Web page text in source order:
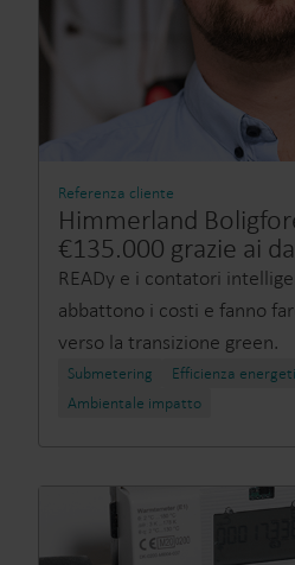
Referenza cliente
Himmerland
€135.000 grazie ai
READy e i contatori
abbattono i costi e fanno
verso la transizione green.
Submetering
Efficienza
Ambientale impatto